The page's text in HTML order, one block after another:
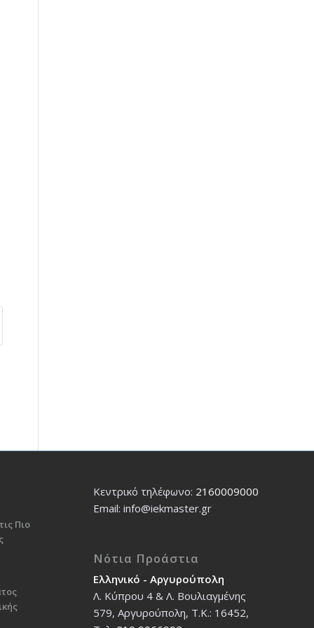
Πιο
Κεντρικό τηλέφωνο: 2160009000
Εmail: info@iekmaster.gr
Νότια Προάστια
Ελληνικό - Αργυρούπολη
Λ. Κύπρου 4 & Λ. Βουλιαγμένης
579, Αργυρούπολη, T.K.: 16452,